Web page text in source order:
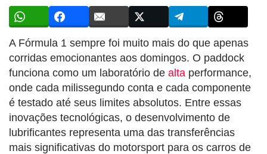
A Fórmula 1 sempre foi muito mais do que apenas
corridas emocionantes aos domingos. O paddock
funciona como um laboratório de alta performance,
onde cada milissegundo conta e cada componente
é testado até seus limites absolutos. Entre essas
inovações tecnológicas, o desenvolvimento de
lubrificantes representa uma das transferências
mais significativas do motorsport para os carros de